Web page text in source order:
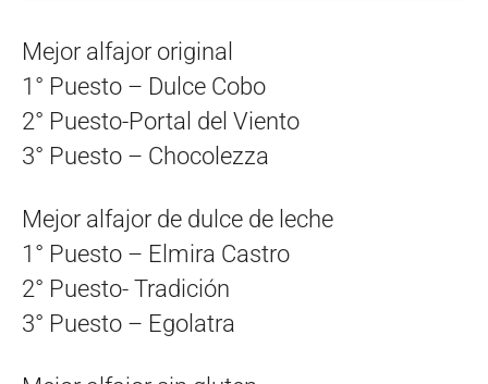
Mejor alfajor original
1° Puesto – Dulce Cobo
2° Puesto-Portal del Viento
3° Puesto – Chocolezza
Mejor alfajor de dulce de leche
1° Puesto – Elmira Castro
2° Puesto- Tradición
3° Puesto – Egolatra